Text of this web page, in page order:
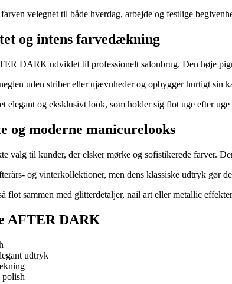
velegnet til både hverdag, arbejde og festlige
og intens farvedækning
DARK udviklet til professionelt salonbrug. Den høje
uden striber eller ujævnheder og opbygger hurtigt sin
elegant og eksklusivt look, som holder sig flot uge efter uge
og moderne manicurelooks
valg til kunder, der elsker mørke og sofistikerede farver.
og vinterkollektioner, men dens klassiske udtryk gør
sammen med glitterdetaljer, nail art eller metallic
AFTER DARK
udtryk
polish